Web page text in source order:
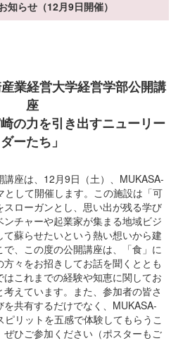
知らせ（12月9日開催）
業経営大学経営学部公開講
座
の力を引き出すニューリー
ダーたち」
座は、12月9日（土）、MUKASA-
として開催します。この施設は「可
ローガンとし、思い出が残る学び
チャーや起業家が集まる地域ビジ
蘇らせたいという熱い想いから建
、この度の公開講座は、「食」に
々をお招きしてお話を聞くととも
これまでの経験や知恵に関してお
えています。また、参加者の皆さ
共有するだけでなく、MUKASA-
リットを五感で体験してもらうこ
ぜひご参加ください（ポスターもご